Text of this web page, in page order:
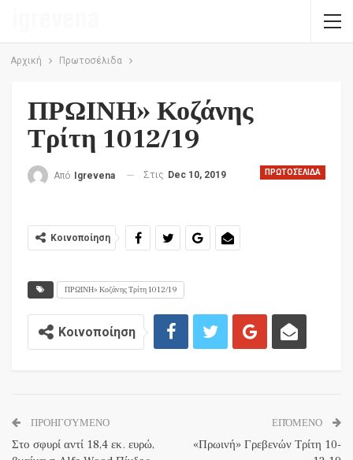
Αρχική Πρωτοσέλιδα
ΠΡΩΙΝΗ» Κοζάνης
Τρίτη 1012/19
ΠΡΩΤΟΣΈΛΙΔΑ
Από Igrevena Στις Dec 10, 2019
Κοινοποίηση
ΠΡΩΙΝΗ» Κοζάνης Τρίτη 1012/19
Κοινοποίηση
ΠΡΟΗΓΟΎΜΕΝΟ
Στο σφυρί αντί 18,4 εκ. ευρώ,
ΕΠΌΜΕΝΟ
«Πρωινή» Γρεβενών Τρίτη 10-